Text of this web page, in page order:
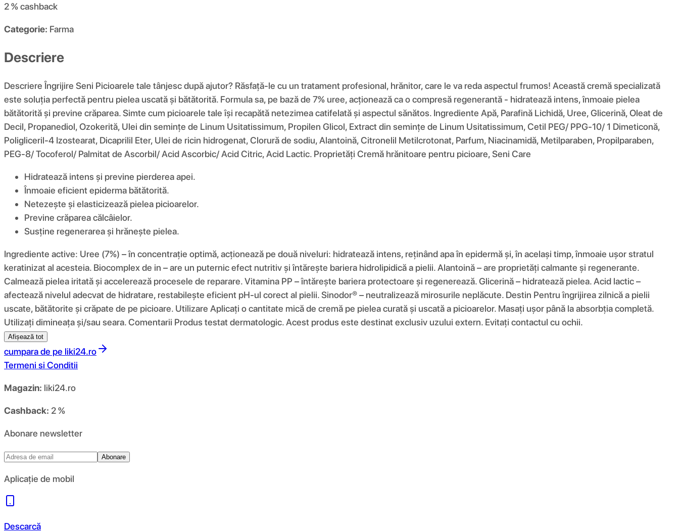
2 %cashback
Categorie: Farma
Descriere
Descriere Îngrijire Seni Picioarele tale tânjesc după ajutor? Răsfață-le cu un tratament profesional, hrănitor, care le va reda aspectul frumos! Această cremă specializată
este soluția perfectă pentru pielea uscată și bătătorită. Formula sa, pe bază de 7% uree, acționează ca o compresă regenerantă - hidratează intens, înmoaie pielea
bătătorită și previne crăparea. Simte cum picioarele tale își recapătă netezimea catifelată și aspectul sănătos. Ingrediente Apă, Parafină Lichidă, Uree, Glicerină, Oleat de
Decil, Propanediol, Ozokerită, Ulei din semințe de Linum Usitatissimum, Propilen Glicol, Extract din semințe de Linum Usitatissimum, Cetil PEG/ PPG-10/ 1 Dimeticonă,
Poligliceril-4 Izostearat, Dicaprilil Eter, Ulei de ricin hidrogenat, Clorură de sodiu, Alantoină, Citronelil Metilcrotonat, Parfum, Niacinamidă, Metilparaben, Propilparaben,
PEG-8/ Tocoferol/ Palmitat de Ascorbil/ Acid Ascorbic/ Acid Citric, Acid Lactic. Proprietăți Cremă hrănitoare pentru picioare, Seni Care
Hidratează intens și previne pierderea apei.
Înmoaie eficient epiderma bătătorită.
Netezește și elasticizează pielea picioarelor.
Previne crăparea călcâielor.
Susține regenerarea și hrănește pielea.
Ingrediente active: Uree (7%) – în concentrație optimă, acționează pe două niveluri: hidratează intens, reținând apa în epidermă și, în același timp, înmoaie ușor stratul
keratinizat al acesteia. Biocomplex de in – are un puternic efect nutritiv și întărește bariera hidrolipidică a pielii. Alantoină – are proprietăți calmante și regenerante.
Calmează pielea iritată și accelerează procesele de reparare. Vitamina PP – întărește bariera protectoare și regenerează. Glicerină – hidratează pielea. Acid lactic –
afectează nivelul adecvat de hidratare, restabilește eficient pH-ul corect al pielii. Sinodor® – neutralizează mirosurile neplăcute. Destin Pentru îngrijirea zilnică a pielii
uscate, bătătorite și crăpate de pe picioare. Utilizare Aplicați o cantitate mică de cremă pe pielea curată și uscată a picioarelor. Masați ușor până la absorbția completă.
Utilizați dimineața și/sau seara. Comentarii Produs testat dermatologic. Acest produs este destinat exclusiv uzului extern. Evitați contactul cu ochii.
Afișează tot
cumpara de pe liki24.ro
Termeni si Conditii
Magazin: liki24.ro
Cashback: 2 %
Abonare newsletter
Abonare
Aplicație de mobil
Descarcă